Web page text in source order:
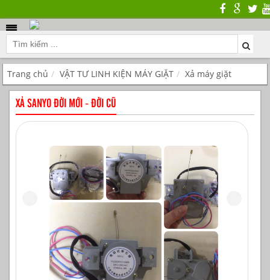
Trang chủ VẬT TƯ LINH KIỆN MÁY GIẶT Xả máy giặt
XẢ SANYO ĐỜI MỚI - ĐỜI CŨ